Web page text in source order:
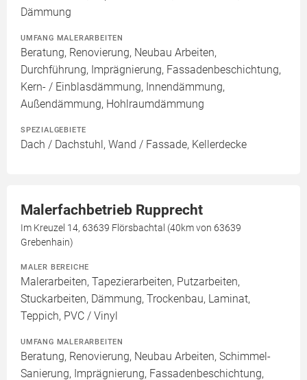
Dämmung
UMFANG MALERARBEITEN
Beratung, Renovierung, Neubau Arbeiten,
Durchführung, Imprägnierung, Fassadenbeschichtung,
Kern- / Einblasdämmung, Innendämmung,
Außendämmung, Hohlraumdämmung
SPEZIALGEBIETE
Dach / Dachstuhl, Wand / Fassade, Kellerdecke
Malerfachbetrieb Rupprecht
Im Kreuzel 14, 63639 Flörsbachtal (40km von 63639
Grebenhain)
MALER BEREICHE
Malerarbeiten, Tapezierarbeiten, Putzarbeiten,
Stuckarbeiten, Dämmung, Trockenbau, Laminat,
Teppich, PVC / Vinyl
UMFANG MALERARBEITEN
Beratung, Renovierung, Neubau Arbeiten, Schimmel-
Sanierung, Imprägnierung, Fassadenbeschichtung,